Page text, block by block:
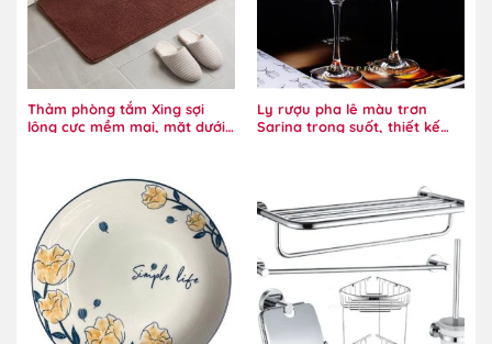
Thảm phòng tắm Xing sợi
lông cực mềm mại, mặt dưới
Ly rượu pha lê màu trơn
Sarina trong suốt, thiết kế